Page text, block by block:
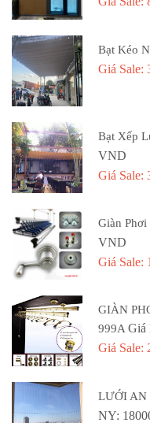
Bạt Kéo
Giá Sale:
Bạt Xếp
VND
Giá Sale:
Giàn Phơi
VND
Giá Sale:
GIÀN
999A Giá
Giá Sale:
LƯỚI AN
NY: